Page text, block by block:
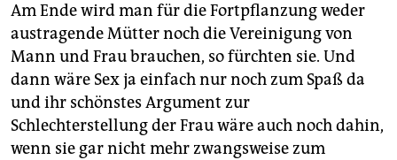
Am Ende wird man für die Fortpflanzung weder
austragende Mütter noch die Vereinigung von
Mann und Frau brauchen, so fürchten sie. Und
dann wäre Sex ja einfach nur noch zum Spaß da
und ihr schönstes Argument zur
Schlechterstellung der Frau wäre auch noch dahin,
wenn sie gar nicht mehr zwangsweise zum